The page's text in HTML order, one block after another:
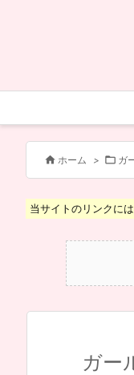
 ホーム >  ガ
当サイトのリンクに
ガー